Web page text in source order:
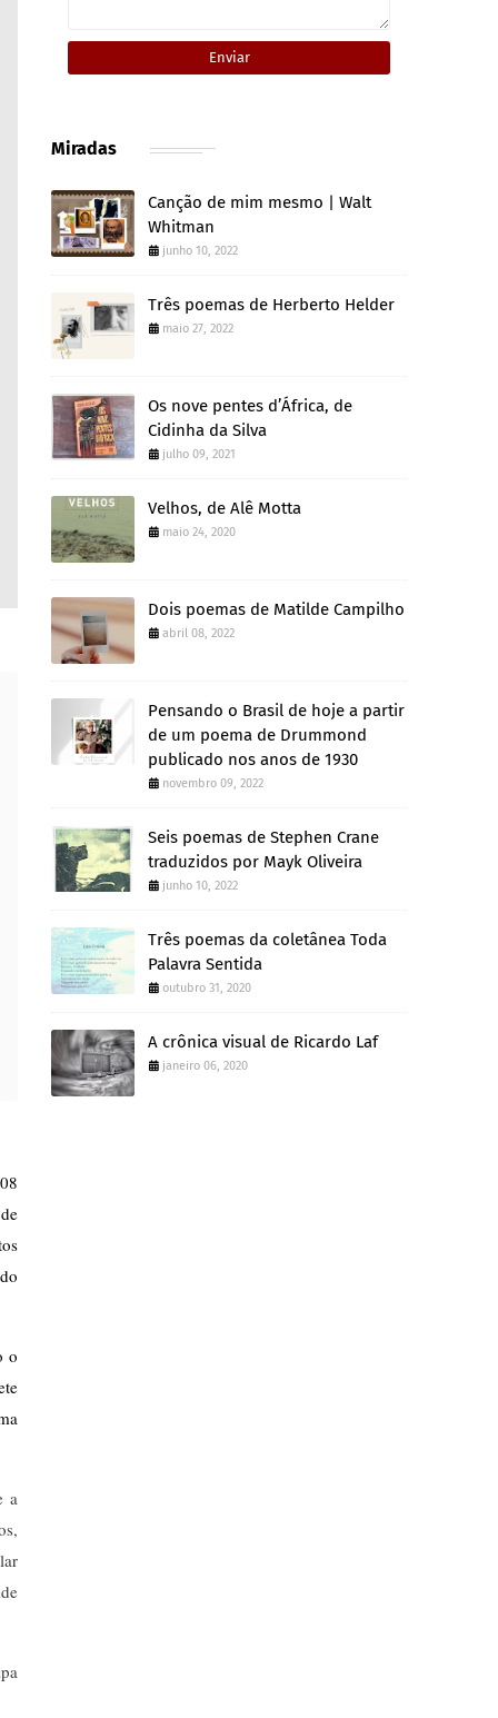
o
a
Miradas
Canção de mim mesmo | Walt
Whitman
junho 10, 2022
Três poemas de Herberto Helder
maio 27, 2022
Os nove pentes d’África, de
Cidinha da Silva
julho 09, 2021
Velhos, de Alê Motta
maio 24, 2020
Dois poemas de Matilde Campilho
abril 08, 2022
Pensando o Brasil de hoje a partir
de um poema de Drummond
publicado nos anos de 1930
novembro 09, 2022
Seis poemas de Stephen Crane
traduzidos por Mayk Oliveira
junho 10, 2022
Três poemas da coletânea Toda
Palavra Sentida
outubro 31, 2020
A crônica visual de Ricardo Laf
janeiro 06, 2020